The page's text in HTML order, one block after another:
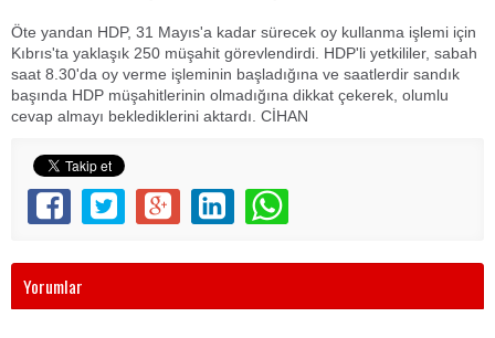
Öte yandan HDP, 31 Mayıs'a kadar sürecek oy kullanma işlemi için
Kıbrıs'ta yaklaşık 250 müşahit görevlendirdi. HDP'li yetkililer, sabah
saat 8.30'da oy verme işleminin başladığına ve saatlerdir sandık
başında HDP müşahitlerinin olmadığına dikkat çekerek, olumlu
cevap almayı beklediklerini aktardı. CİHAN
Yorumlar